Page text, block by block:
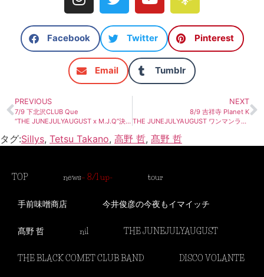
Facebook Twitter Pinterest
Email Tumblr
PREVIOUS
7/9 下北沢CLUB Que
“THE JUNEJULYAUGUST x M.J.Q”決定！
NEXT
8/9 吉祥寺 Planet K
THE JUNEJULYAUGUST ワンマンライブ決定！
タグ:Sillys, Tetsu Takano, 高野 哲, 髙野 哲
TOP news– 8/1 up- tour
手前味噌商店 今井俊彦の今夜もイマイッチ
髙野 哲 nil THE JUNEJULYAUGUST
THE BLACK COMET CLUB BAND DISCO VOLANTE